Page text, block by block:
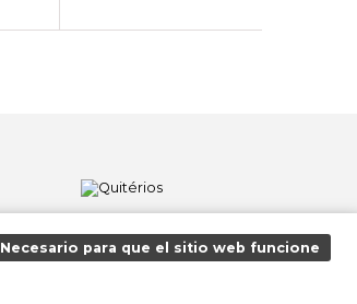
Necesario para que el sitio web funcione